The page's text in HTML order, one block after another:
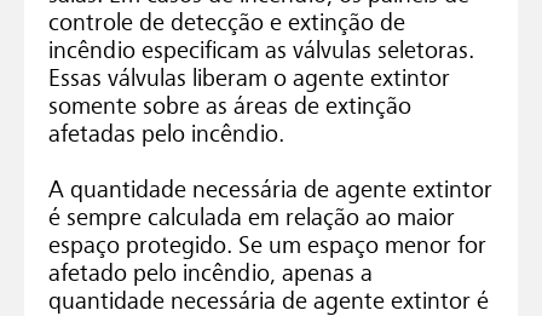
controle de detecção e extinção de
incêndio especificam as válvulas seletoras.
Essas válvulas liberam o agente extintor
somente sobre as áreas de extinção
afetadas pelo incêndio.
A quantidade necessária de agente extintor
é sempre calculada em relação ao maior
espaço protegido. Se um espaço menor for
afetado pelo incêndio, apenas a
quantidade necessária de agente extintor é